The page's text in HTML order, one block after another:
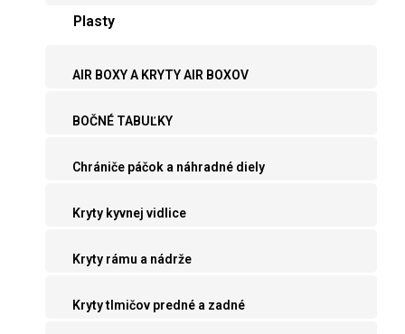
Plasty
AIR BOXY A KRYTY AIR BOXOV
BOČNÉ TABUĽKY
Chrániče páčok a náhradné diely
Kryty kyvnej vidlice
Kryty rámu a nádrže
Kryty tlmičov predné a zadné